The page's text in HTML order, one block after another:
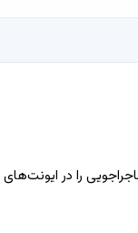
را در